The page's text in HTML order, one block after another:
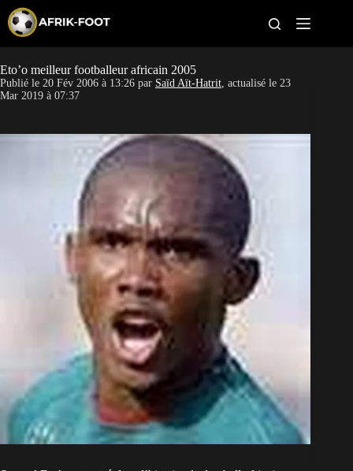
p
t
o
c
t
CAN féminine
Pays
Clubs
Classement
Paris sportifs
Eto’o meilleur footballeur africain 2005
Publié le 20 Fév 2006 à 13:26 par Saïd Aït-Hatrit, actualisé le 23
Mar 2019 à 07:37